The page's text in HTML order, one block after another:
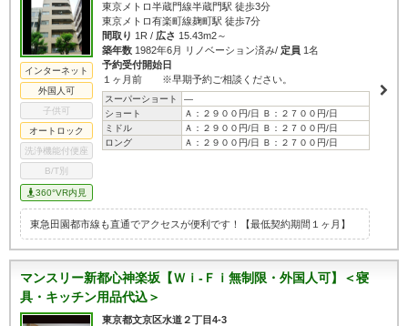
インターネット
外国人可
子供可
オートロック
洗浄機能付便座
B/T別
360°VR内見
東京メトロ半蔵門線半蔵門駅 徒歩3分
東京メトロ有楽町線麹町駅 徒歩7分
間取り 1R / 広さ 15.43m2～
築年数 1982年6月 リノベーション済み/ 定員 1名
予約受付開始日
１ヶ月前 ※早期予約ご相談ください。
スーパーショート
―
ショート
Ａ：２９００円/日 Ｂ：２７００円/日
ミドル
Ａ：２９００円/日 Ｂ：２７００円/日
ロング
Ａ：２９００円/日 Ｂ：２７００円/日
東急田園都市線も直通でアクセスが便利です！【最低契約期間１ヶ月】
マンスリー新都心神楽坂【Ｗｉ-Ｆｉ無制限・外国人可】＜寝
具・キッチン用品代込＞
東京都文京区水道２丁目4-3